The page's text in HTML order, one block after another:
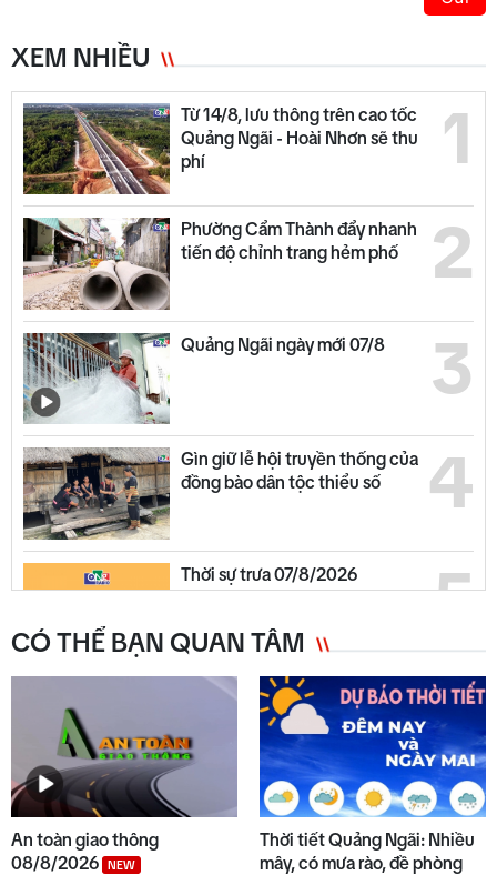
XEM NHIỀU
1
Từ 14/8, lưu thông trên cao tốc
Quảng Ngãi - Hoài Nhơn sẽ thu
phí
2
Phường Cẩm Thành đẩy nhanh
tiến độ chỉnh trang hẻm phố
3
Quảng Ngãi ngày mới 07/8
4
Gìn giữ lễ hội truyền thống của
đồng bào dân tộc thiểu số
5
Thời sự trưa 07/8/2026
6
45 giây 1 chạm ngày 07/8
7
Chuyển động duyên hải trưa
CÓ THỂ BẠN QUAN TÂM
An toàn giao thông
08/8/2026
NEW
Thời tiết Quảng Ngãi: Nhiều
mây, có mưa rào, đề phòng